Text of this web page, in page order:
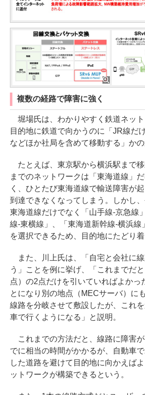
複数の経路で障害に強く
堀場氏は、わかりやすく鉄道ネット
目的地に鉄道で向かうのに「JR線だ
などほか社局を含めて移動する」かの
たとえば、東京駅から横浜駅まで
までのネットワークは「東海道線」
く、ひとたび東海道線で輸送障害が
到達できなくなってしまう。しかし、
東海道線だけでなく「山手線-京急線
線-東横線」、「東海道新幹線-横浜線
を選択できるため、目的地にたどり着
また、川上氏は、「自宅と会社に
う」ことを例に挙げ、「これまでだ
点）の2点だけを引いていればよかっ
とになり別の地点（MECサーバ）に
線路を分岐させて敷設したが、これ
車で行くようになる」と説明。
これまでの方法だと、線路に障害が
でに相当の時間がかかるが、自動車
した道路を避けて目的地に向かえば
ットワークが構築できるという。